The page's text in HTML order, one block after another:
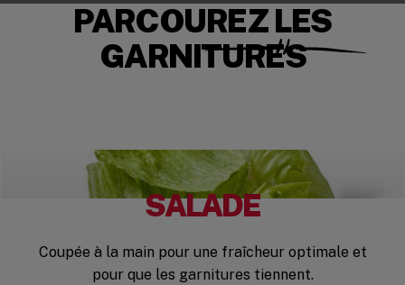
PARCOUREZ LES
GARNITURES
SALADE
Coupée à la main pour une fraîcheur optimale et
pour que les garnitures tiennent.